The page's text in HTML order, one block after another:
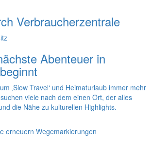
Verbraucherzentrale
Abenteuer in
‚Slow Travel‘ und Heimaturlaub immer mehr
viele nach dem einen Ort, der alles
die Nähe zu kulturellen Highlights.
erneuern Wegemarkierungen